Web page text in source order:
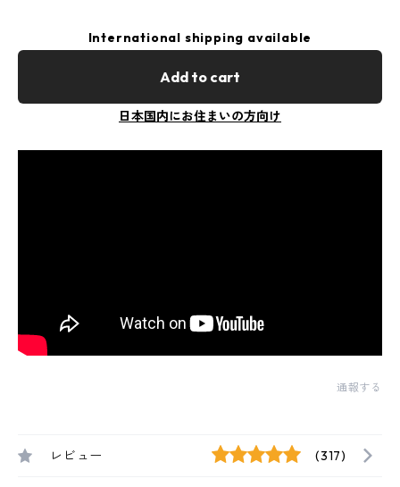
International shipping available
Add to cart
日本国内にお住まいの方向け
通報する
レビュー (317)